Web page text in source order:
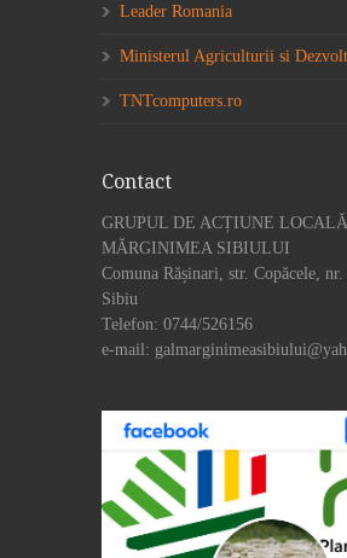
Leader Romania
Ministerul Agriculturii si
TNTcomputers.ro
Contact
GRUPUL DE ACȚIUNE LOCALĂ
MĂRGINIMEA SIBIULUI
Comuna Rășinari, str. Copăcele, nr.
Sibiu
Telefon: 0744/526156
e-mail: